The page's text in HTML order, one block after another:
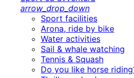
arrow_drop_down
Sport facilities
Arona, ride by bike
Water activities
Sail & whale watching
Tennis & Squash
Do you like horse